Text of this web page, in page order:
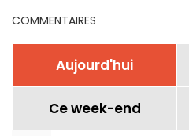
COMMENTAIRES
Aujourd'hui
Ce week-end